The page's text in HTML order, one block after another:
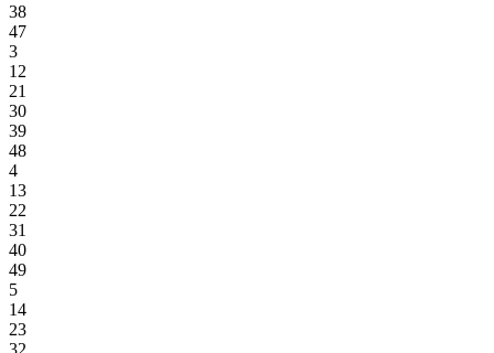
38
47
3
12
21
30
39
48
4
13
22
31
40
49
5
14
23
32